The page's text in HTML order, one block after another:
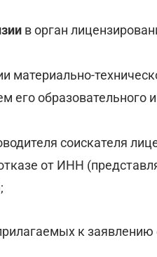
в орган
материально-
его образовательного
соискателя
от ИНН
к